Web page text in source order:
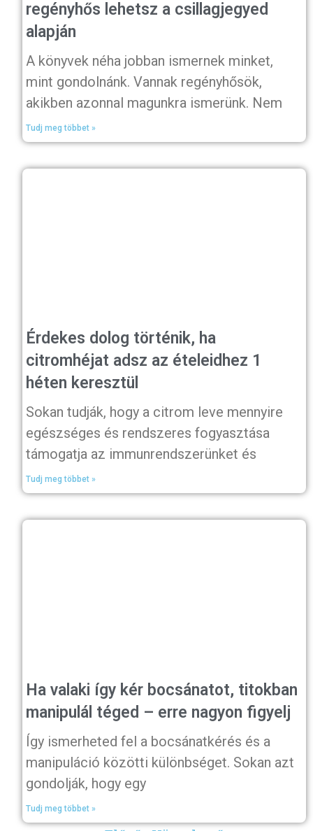
regényhős lehetsz a csillagjegyed
alapján
A könyvek néha jobban ismernek minket,
mint gondolnánk. Vannak regényhősök,
akikben azonnal magunkra ismerünk. Nem
Tudj meg többet »
Érdekes dolog történik, ha
citromhéjat adsz az ételeidhez 1
héten keresztül
Sokan tudják, hogy a citrom leve mennyire
egészséges és rendszeres fogyasztása
támogatja az immunrendszerünket és
Tudj meg többet »
Ha valaki így kér bocsánatot, titokban
manipulál téged – erre nagyon figyelj
Így ismerheted fel a bocsánatkérés és a
manipuláció közötti különbséget. Sokan azt
gondolják, hogy egy
Tudj meg többet »